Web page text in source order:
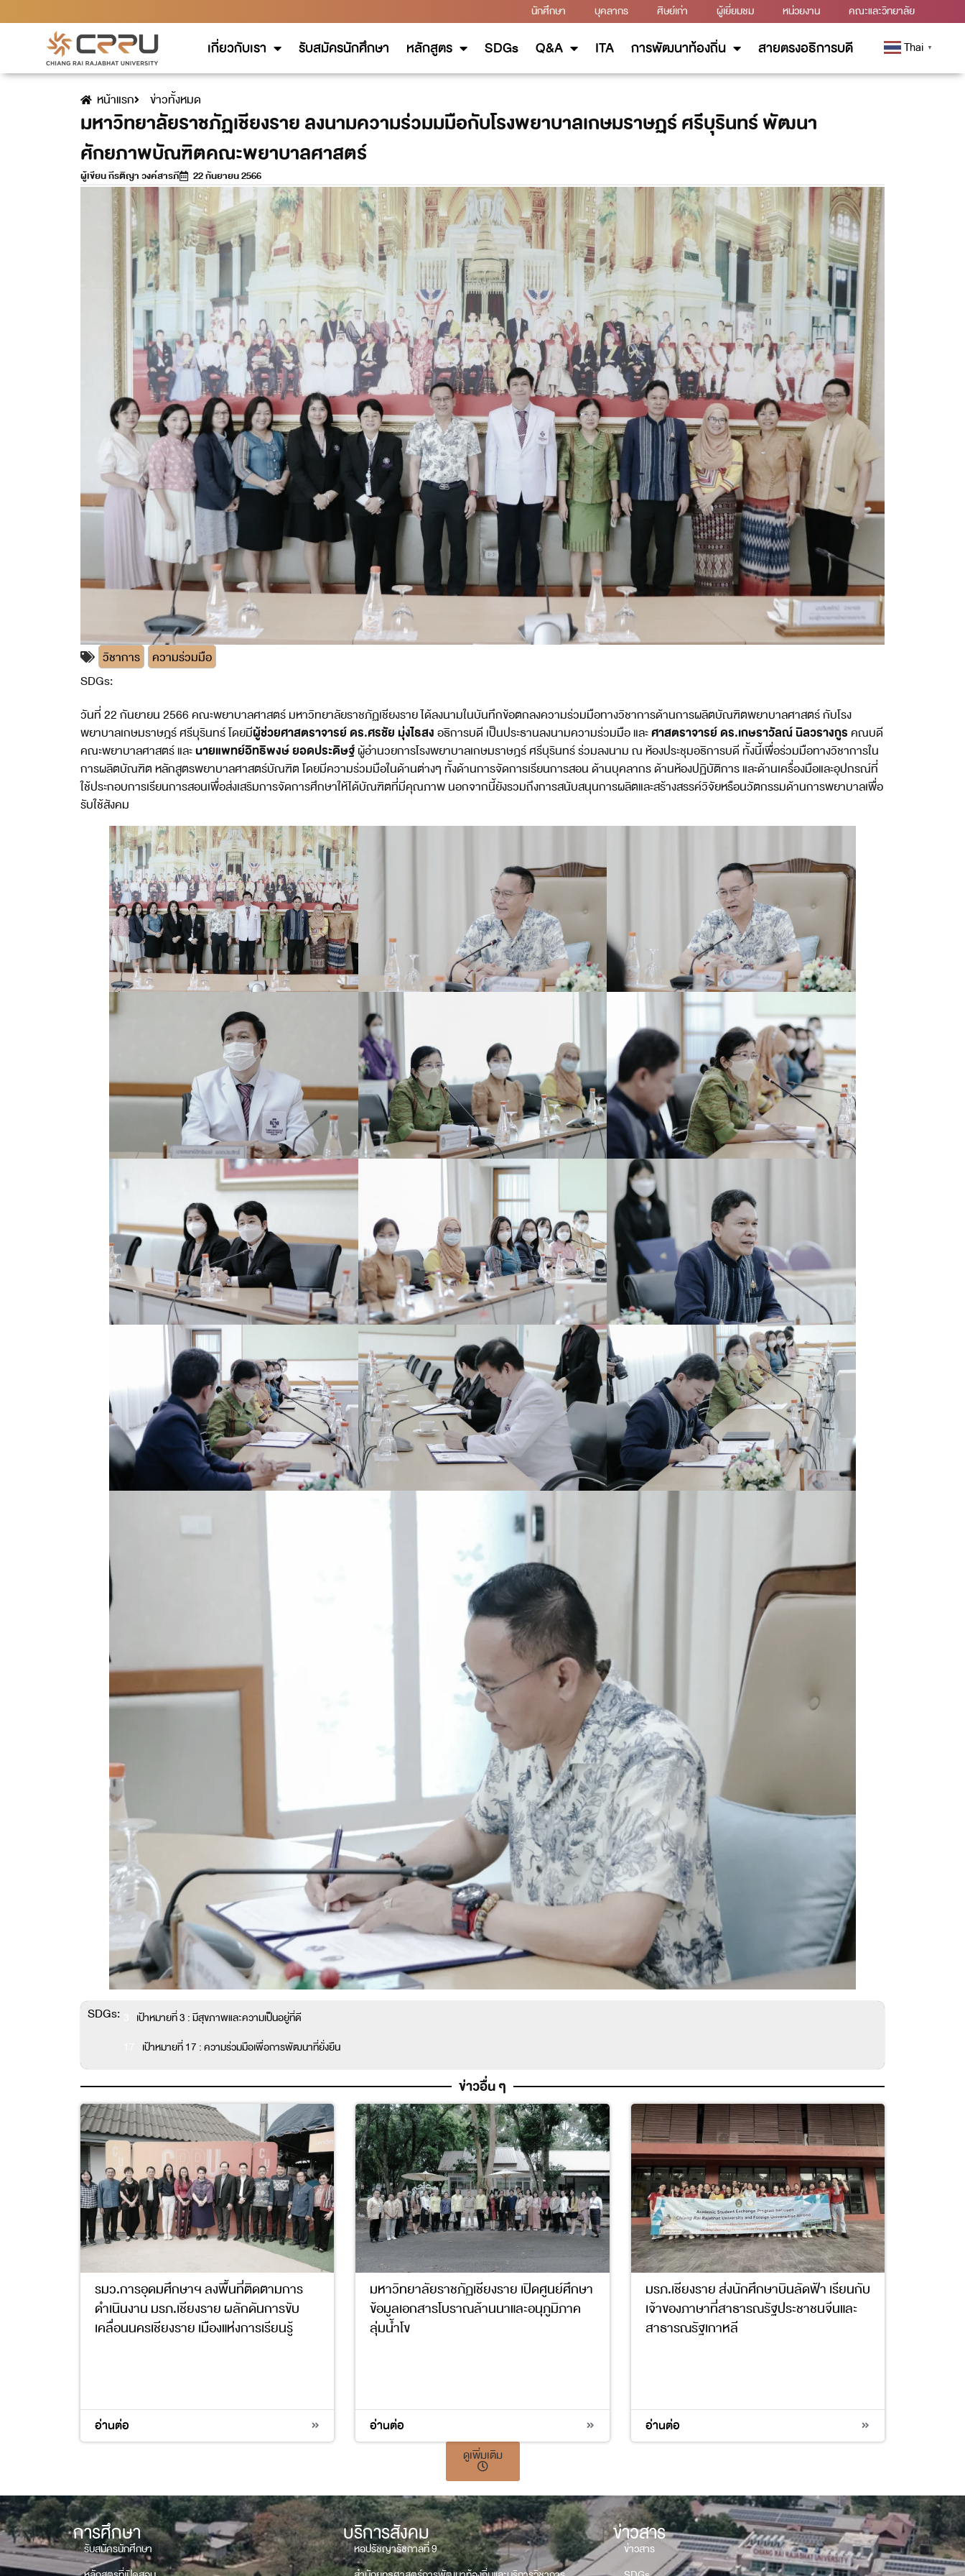
นักศึกษา บุคลากร ศิษย์เก่า ผู้เยี่ยมชม หน่วยงาน คณะและวิทยาลัย
เกี่ยวกับเรา รับสมัครนักศึกษา หลักสูตร SDGs Q&A ITA การพัฒนาท้องถิ่น สายตรงอธิการบดี Thai ▼
หน้าแรก ข่าวทั้งหมด
มหาวิทยาลัยราชภัฏเชียงราย ลงนามความร่วมมมือกับโรงพยาบาลเกษมราษฏร์ ศรีบุรินทร์ พัฒนา
ศักยภาพบัณฑิตคณะพยาบาลศาสตร์
ผู้เขียนกีรติญา วงค์สารภี 22 กันยายน 2566
วิชาการ
ความร่วมมือ
SDGs:
วันที่ 22 กันยายน 2566 คณะพยาบาลศาสตร์ มหาวิทยาลัยราชภัฏเชียงราย ได้ลงนามในบันทึกข้อตกลงความร่วมมือทางวิชาการด้านการผลิตบัณฑิตพยาบาลศาสตร์ กับโรง
พยาบาลเกษมราษฎร์ ศรีบุรินทร์ โดยมีผู้ช่วยศาสตราจารย์ ดร.ศรชัย มุ่งไธสงอธิการบดี เป็นประธานลงนามความร่วมมือ และศาสตราจารย์ ดร.เกษราวัลณ์ นิลวรางกูร คณบดี
คณะพยาบาลศาสตร์ และนายแพทย์อิทธิพงษ์ ยอดประดิษฐ์ผู้อำนวยการโรงพยาบาลเกษมราษฎร์ ศรีบุรินทร์ ร่วมลงนาม ณ ห้องประชุมอธิการบดี ทั้งนี้เพื่อร่วมมือทางวิชาการใน
การผลิตบัณฑิต หลักสูตรพยาบาลศาสตร์บัณฑิต โดยมีความร่วมมือในด้านต่างๆ ทั้งด้านการจัดการเรียนการสอน ด้านบุคลากร ด้านห้องปฏิบัติการ และด้านเครื่องมือและอุปกรณ์ที่
ใช้ประกอบการเรียนการสอนเพื่อส่งเสริมการจัดการศึกษาให้ได้บัณฑิตที่มีคุณภาพ นอกจากนี้ยังรวมถึงการสนับสนุนการผลิตและสร้างสรรค์วิจัยหรือนวัตกรรมด้านการพยาบาลเพื่อ
รับใช้สังคม
SDGs:
เป้าหมายที่ 3 : มีสุขภาพและความเป็นอยู่ที่ดี
เป้าหมายที่ 17 : ความร่วมมือเพื่อการพัฒนาที่ยั่งยืน
ข่าวอื่น ๆ
รมว.การอุดมศึกษาฯ ลงพื้นที่ติดตามการ
ดำเนินงาน มรภ.เชียงราย ผลักดันการขับ
เคลื่อนนครเชียงราย เมืองแห่งการเรียนรู้
อ่านต่อ
มหาวิทยาลัยราชภัฏเชียงราย เปิดศูนย์ศึกษา
ข้อมูลเอกสารโบราณล้านนาและอนุภูมิภาค
ลุ่มน้ำโข
อ่านต่อ
มรภ.เชียงราย ส่งนักศึกษาบินลัดฟ้า เรียนกับ
เจ้าของภาษาที่สาธารณรัฐประชาชนจีนและ
สาธารณรัฐเกาหลี
อ่านต่อ
ดูเพิ่มเติม
การศึกษา
รับสมัครนักศึกษา
บริการสังคม
หอปรัชญารัชกาลที่ 9
ข่าวสาร
ข่าวสาร